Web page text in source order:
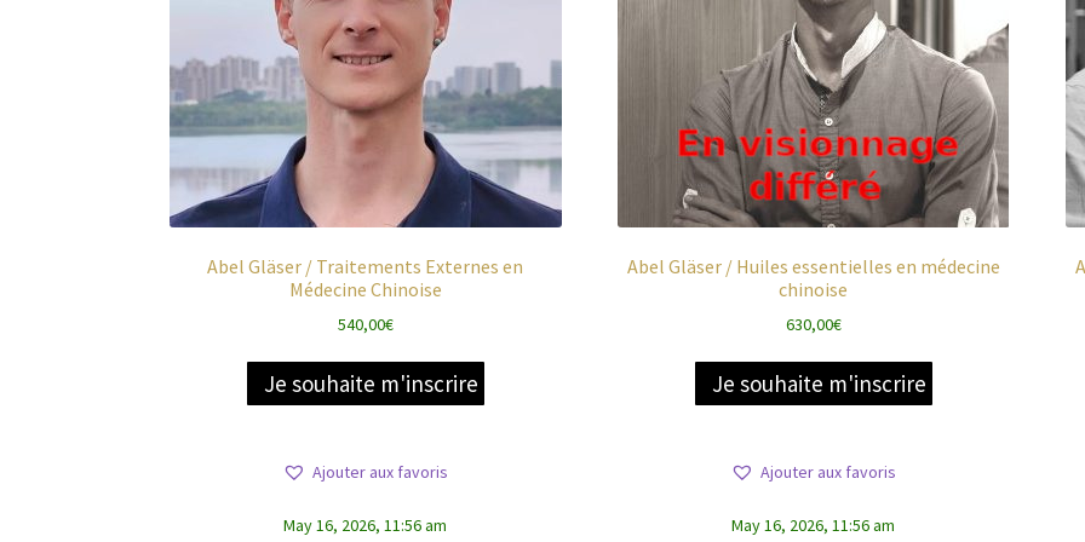
Abel Gläser / Traitements Externes en
Médecine Chinoise
540,00€
Je souhaite m'inscrire
Ajouter aux favoris
May 16, 2026, 11:56 am
Abel Gläser / Huiles essentielles en médecine
chinoise
630,00€
Je souhaite m'inscrire
Ajouter aux favoris
May 16, 2026, 11:56 am